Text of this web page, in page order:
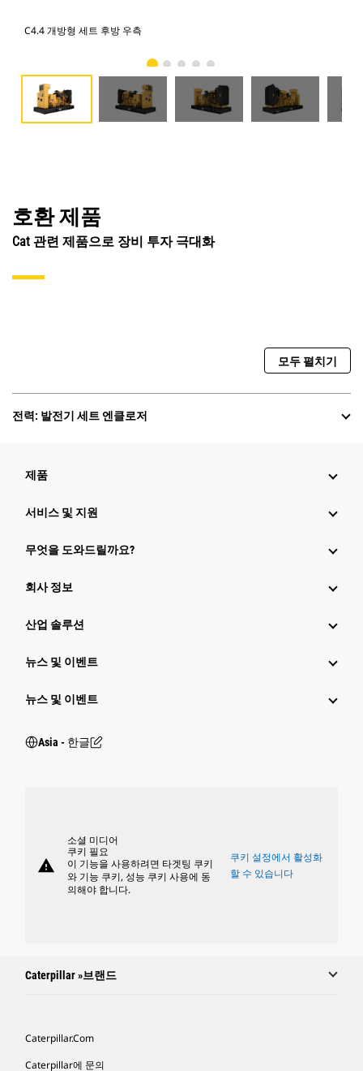
C4.4 개방형 세트 후방 우측
호환 제품
Cat 관련 제품으로 장비 투자 극대화
모두 펼치기
전력: 발전기 세트 엔클로저
제품
서비스 및 지원
무엇을 도와드릴까요?
회사 정보
산업 솔루션
뉴스 및 이벤트
뉴스 및 이벤트
Asia - 한글
warning
소셜 미디어
쿠키 필요
이 기능을 사용하려면 타겟팅 쿠키
와 기능 쿠키, 성능 쿠키 사용에 동
의해야 합니다.
쿠키 설정에서 활성화
할 수 있습니다
Caterpillar »브랜드
Caterpillar.com
Caterpillar에 문의